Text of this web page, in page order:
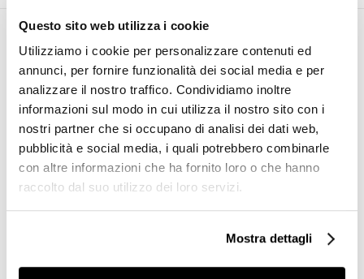
Questo sito web utilizza i cookie
Utilizziamo i cookie per personalizzare contenuti ed
annunci, per fornire funzionalità dei social media e per
analizzare il nostro traffico. Condividiamo inoltre
informazioni sul modo in cui utilizza il nostro sito con i
nostri partner che si occupano di analisi dei dati web,
pubblicità e social media, i quali potrebbero combinarle
con altre informazioni che ha fornito loro o che hanno
raccolto dal suo utilizzo dei loro servizi.
Mostra dettagli
INVESTOR
RELATIONS
Calendario
Finanziario
Stampa
Reports